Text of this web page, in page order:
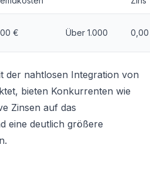
€ Über 1.000
der nahtlosen Integration von
bieten Konkurrenten wie
Zinsen auf das
eine deutlich größere